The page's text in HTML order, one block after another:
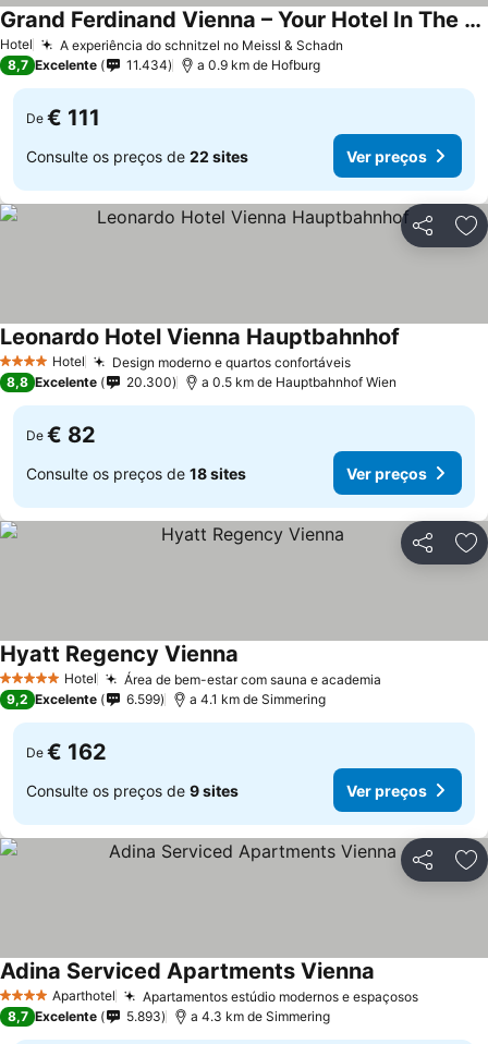
Hotel A experiência do schnitzel no Meissl & Schadn
Grand Ferdinand Vienna – Your Hotel In The City Center
8,7 Excelente 11.434 a 0.9 km de Hofburg
De € 111
Consulte os preços de 22 sites Ver preços
Partilhar
4 EstrelasHotel Design moderno e quartos confortáveis
Leonardo Hotel Vienna Hauptbahnhof
8,8 Excelente 20.300 a 0.5 km de Hauptbahnhof Wien
De € 82
Consulte os preços de 18 sites Ver preços
Partilhar
5 Estrelas Hotel Área de bem-estar com sauna e academia
Hyatt Regency Vienna
9,2 Excelente 6.599 a 4.1 km de Simmering
De € 162
Consulte os preços de 9 sites Ver preços
Partilhar
4 EstrelasAparthotel Apartamentos estúdio modernos e espaçosos
Adina Serviced Apartments Vienna
8,7 Excelente 5.893 a 4.3 km de Simmering